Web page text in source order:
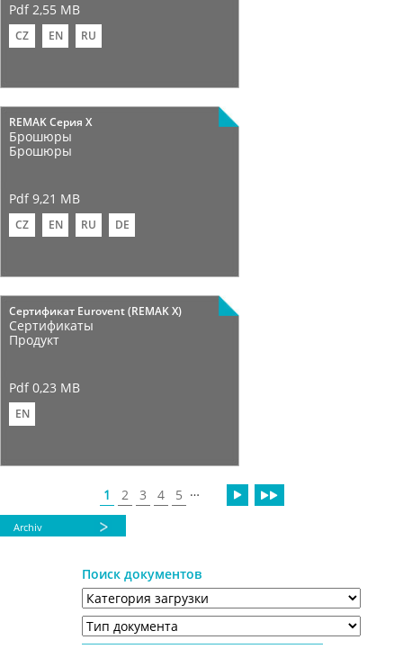
Pdf 2,55 MB
CZ EN RU
REMAK Серия X
Брошюры
Pdf 9,21 MB
CZ EN RU DE
Брошюры
Сертификат Eurovent (REMAK X)
Сертификаты
Pdf 0,23 MB
EN
Продукт
1 2 3 4 5 …
Archiv
Поиск документов